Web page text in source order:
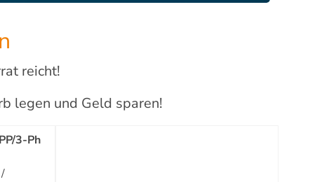
reicht!
legen und Geld sparen!
3-Ph